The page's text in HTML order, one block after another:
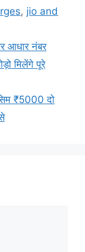
, jio and
आधार नंबर
मिलेंगे पूरे
₹5000 दो